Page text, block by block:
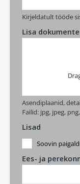
Kirjeldatult tööde
Lisa dokumente
Asendiplaanid,
Failid: jpg, jpeg,
Lisad
Soovin
Ees- ja